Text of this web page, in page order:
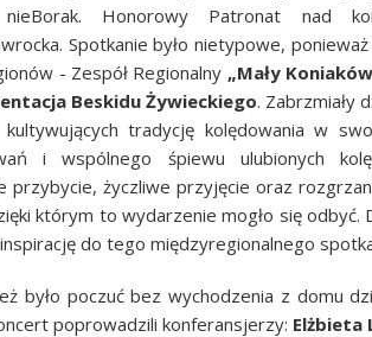
nieBorak. Honorowy Patronat nad
Spotkanie było nietypowe,
- Zespół Regionalny „Mały
Beskidu Żywieckiego. Zabrzmiały
tradycję kolędowania w
i wspólnego śpiewu ulubionych
przybycie, życzliwe przyjęcie oraz
którym to wydarzenie mogło się odbyć.
do tego międzyregionalnego
było poczućbez wychodzenia z domu
poprowadzili konferansjerzy: Elżbieta